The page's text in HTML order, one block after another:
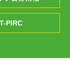
T-PIRC